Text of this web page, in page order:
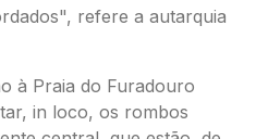
refere a autarquia
à Praia do Furadouro
in loco, os rombos